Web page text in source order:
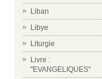
Liban
Libye
Liturgie
Livre :
"EVANGELIQUES"